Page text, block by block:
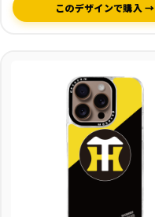
このデザインで購入 →